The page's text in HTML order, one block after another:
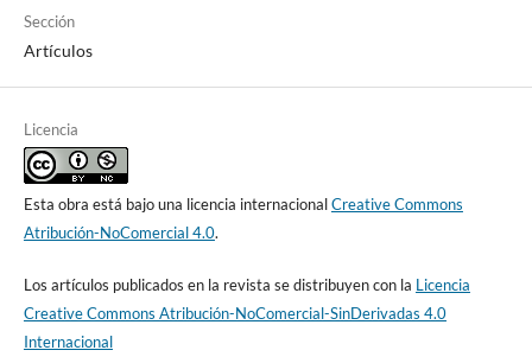
Sección
Artículos
Licencia
Esta obra está bajo una licencia internacionalCreative Commons
Atribución-NoComercial 4.0.
Los artículos publicados en la revista se distribuyen con la Licencia
Creative Commons Atribución-NoComercial-SinDerivadas 4.0
Internacional